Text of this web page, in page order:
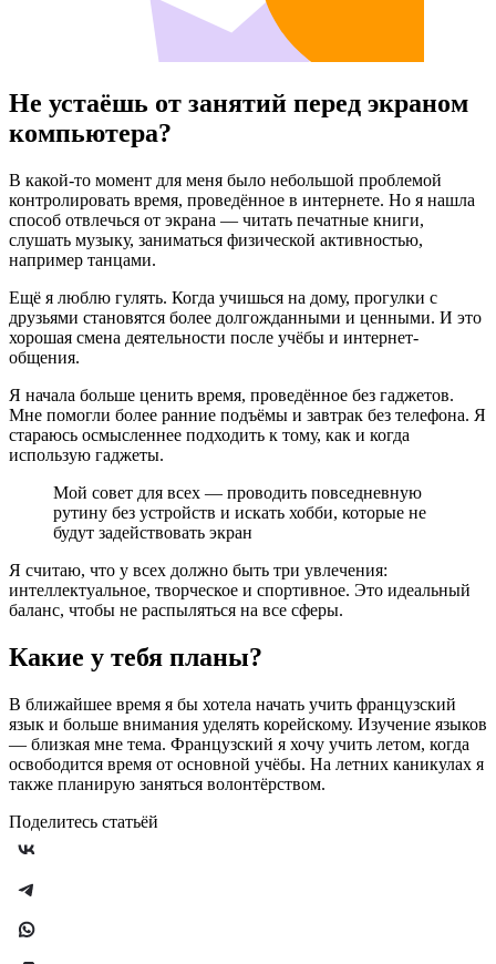
Не устаёшь от занятий перед экраном
компьютера?
В какой-то момент для меня было небольшой проблемой
контролировать время, проведённое в интернете. Но я нашла
способ отвлечься от экрана — читать печатные книги,
слушать музыку, заниматься физической активностью,
например танцами.
Ещё я люблю гулять. Когда учишься на дому, прогулки с
друзьями становятся более долгожданными и ценными. И это
хорошая смена деятельности после учёбы и интернет-
общения.
Я начала больше ценить время, проведённое без гаджетов.
Мне помогли более ранние подъёмы и завтрак без телефона. Я
стараюсь осмысленнее подходить к тому, как и когда
использую гаджеты.
Мой совет для всех — проводить повседневную
рутину без устройств и искать хобби, которые не
будут задействовать экран
Я считаю, что у всех должно быть три увлечения:
интеллектуальное, творческое и спортивное. Это идеальный
баланс, чтобы не распыляться на все сферы.
Какие у тебя планы?
В ближайшее время я бы хотела начать учить французский
язык и больше внимания уделять корейскому. Изучение языков
— близкая мне тема. Французский я хочу учить летом, когда
освободится время от основной учёбы. На летних каникулах я
также планирую заняться волонтёрством.
Поделитесь статьёй